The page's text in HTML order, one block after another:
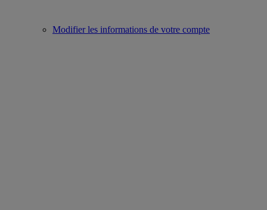
Modifier les informations de votre compte